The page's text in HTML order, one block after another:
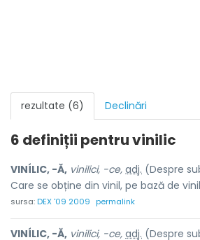
rezultate (6) Declinări
6 definiții pentruvinilic
VINÍLIC, -Ă, vinilici, -ce, adj. (Despre
Care se obține din vinil, pe bază de
sursa:DEX '09 2009 permalink
VINÍLIC, -Ă, vinilici, -ce, adj. (Despre